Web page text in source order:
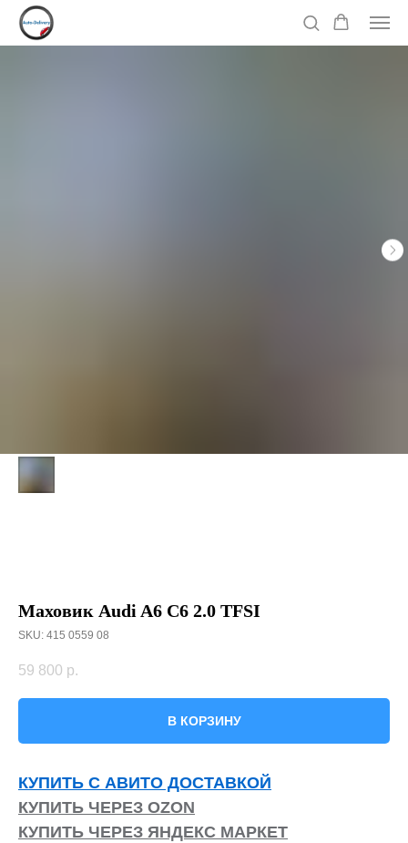
Маховик Audi A6 C6 2.0 TFSI
SKU: 415 0559 08
59 800 р.
В КОРЗИНУ
КУПИТЬ С АВИТО ДОСТАВКОЙ
КУПИТЬ ЧЕРЕЗ OZON
КУПИТЬ ЧЕРЕЗ ЯНДЕКС МАРКЕТ